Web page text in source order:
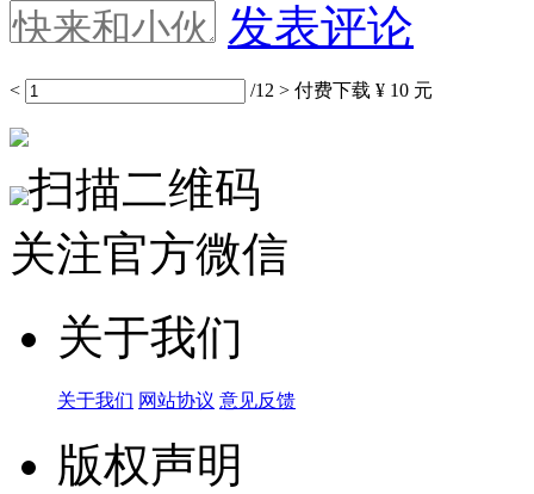
发表评论
< /12 > 付费下载 ¥ 10 元
扫描二维码
关注官方微信
关于我们
关于我们 网站协议 意见反馈
版权声明